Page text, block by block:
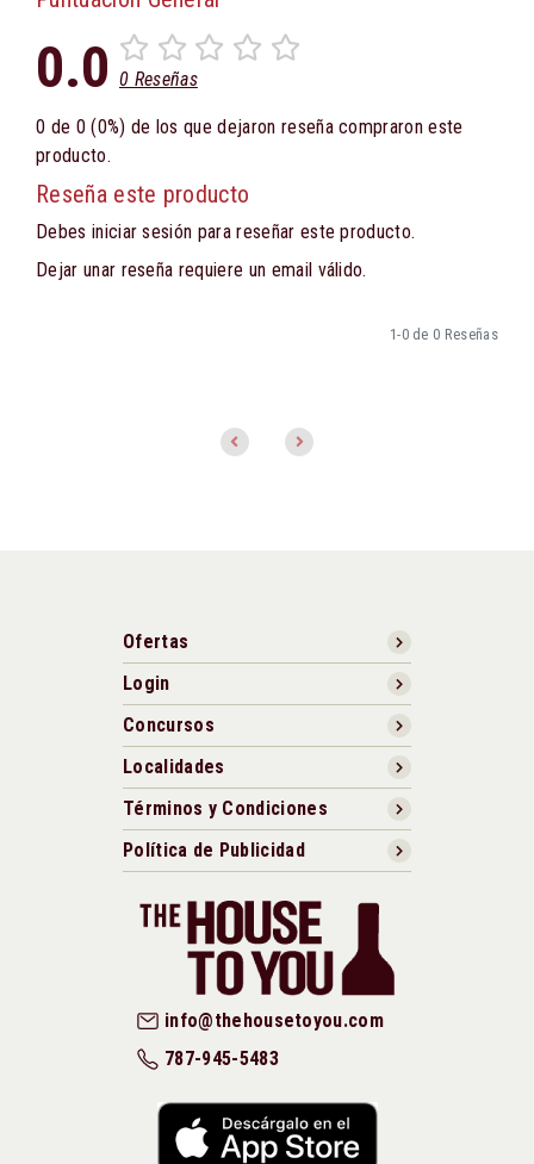
0.0 0 Reseñas
0 de 0 (0%) de los que dejaron reseña compraron este
producto.
Reseña este producto
Debes iniciar sesión para reseñar este producto.
Dejar unar reseña requiere un email válido.
1-0 de 0 Reseñas
Ofertas
Login
Concursos
Localidades
Términos y Condiciones
Política de Publicidad
info@thehousetoyou.com
787-945-5483